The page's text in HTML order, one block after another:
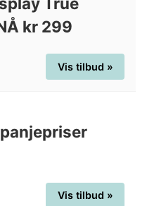
kr 299
Vis tilbud »
Vis tilbud »